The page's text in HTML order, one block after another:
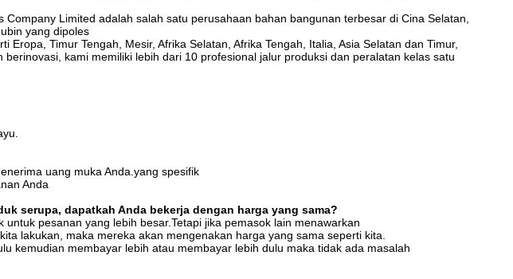
Limited adalah salah satu perusahaan bahan bangunan terbesar di Cina Selatan,
yang dipoles
Timur Tengah, Mesir, Afrika Selatan, Afrika Tengah, Italia, Asia Selatan dan Timur,
kami memiliki lebih dari 10 profesional jalur produksi dan peralatan kelas satu
uang muka Anda.yang spesifik
Anda
serupa, dapatkah Anda bekerja dengan harga yang sama?
pesanan yang lebih besar.Tetapi jika pemasok lain menawarkan
lakukan, maka mereka akan mengenakan harga yang sama seperti kita.
kemudian membayar lebih atau membayar lebih dulu maka tidak ada masalah